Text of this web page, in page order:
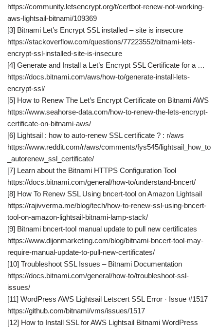
https://community.letsencrypt.org/t/certbot-renew-not-working-
aws-lightsail-bitnami/109369
[3] Bitnami Let’s Encrypt SSL installed – site is insecure
https://stackoverflow.com/questions/77223552/bitnami-lets-
encrypt-ssl-installed-site-is-insecure
[4] Generate and Install a Let’s Encrypt SSL Certificate for a …
https://docs.bitnami.com/aws/how-to/generate-install-lets-
encrypt-ssl/
[5] How to Renew The Let’s Encrypt Certificate on Bitnami AWS
https://www.seahorse-data.com/how-to-renew-the-lets-encrypt-
certificate-on-bitnami-aws/
[6] Lightsail : how to auto-renew SSL certificate ? : r/aws
https://www.reddit.com/r/aws/comments/fys545/lightsail_how_to
_autorenew_ssl_certificate/
[7] Learn about the Bitnami HTTPS Configuration Tool
https://docs.bitnami.com/general/how-to/understand-bncert/
[8] How To Renew SSL Using bncert-tool on Amazon Lightsail
https://rajivverma.me/blog/tech/how-to-renew-ssl-using-bncert-
tool-on-amazon-lightsail-bitnami-lamp-stack/
[9] Bitnami bncert-tool manual update to pull new certificates
https://www.dijonmarketing.com/blog/bitnami-bncert-tool-may-
require-manual-update-to-pull-new-certificates/
[10] Troubleshoot SSL Issues – Bitnami Documentation
https://docs.bitnami.com/general/how-to/troubleshoot-ssl-
issues/
[11] WordPress AWS Lightsail Letscert SSL Error · Issue #1517
https://github.com/bitnami/vms/issues/1517
[12] How to Install SSL for AWS Lightsail Bitnami WordPress